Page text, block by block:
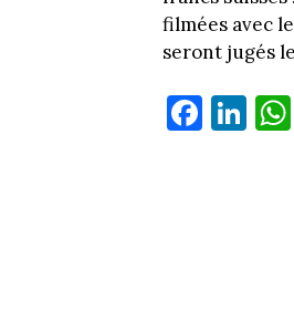
filmées avec
seront jugés
Fa
ce
Li
nk